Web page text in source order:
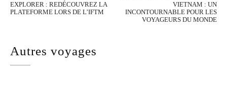
EXPLORER : REDÉCOUVREZ LA
PLATEFORME LORS DE L’IFTM
VIETNAM : UN
INCONTOURNABLE POUR LES
VOYAGEURS DU MONDE
Autres voyages